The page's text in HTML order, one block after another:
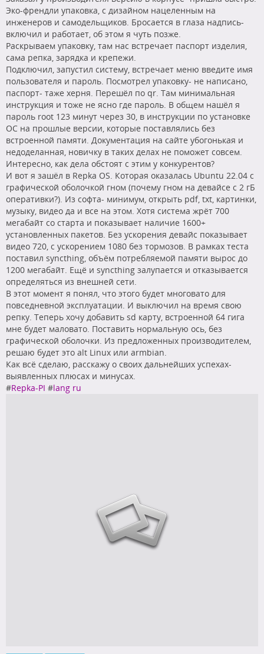
Эко-френдли упаковка, с дизайном нацеленным на
инженеров и самодельщиков. Бросается в глаза надпись-
включил и работает, об этом я чуть позже.
Раскрываем упаковку, там нас встречает паспорт изделия,
сама репка, зарядка и крепежи.
Подключил, запустил систему, встречает меню введите имя
пользователя и пароль. Посмотрел упаковку- не написано,
паспорт- таже херня. Перешёл по qr. Там минимальная
инструкция и тоже не ясно где пароль. В общем нашёл я
пароль root 123 минут через 30, в инструкции по установке
ОС на прошлые версии, которые поставлялись без
встроенной памяти. Документация на сайте убогонькая и
недоделанная, новичку в таких делах не поможет совсем.
Интересно, как дела обстоят с этим у конкурентов?
И вот я зашёл в Repka OS. Которая оказалась Ubuntu 22.04 с
графической оболочкой гном (почему гном на девайсе с 2 гБ
оперативки?). Из софта- минимум, открыть pdf, txt, картинки,
музыку, видео да и все на этом. Хотя система жрёт 700
мегабайт со старта и показывает наличие 1600+
установленных пакетов. Без ускорения девайс показывает
видео 720, с ускорением 1080 без тормозов. В рамках теста
поставил syncthing, объём потребляемой памяти вырос до
1200 мегабайт. Ещё и syncthing залупается и отказывается
определяться из внешней сети.
В этот момент я понял, что этого будет многовато для
повседневной эксплуатации. И выключил на время свою
репку. Теперь хочу добавить sd карту, встроенной 64 гига
мне будет маловато. Поставить нормальную ось, без
графической оболочки. Из предложенных производителем,
решаю будет это alt Linux или armbian.
Как всё сделаю, расскажу о своих дальнейших успехах-
выявленных плюсах и минусах.
#Repka-PI #lang ru